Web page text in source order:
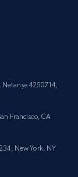
Rating,
Initial
4250714,
Francisco, CA
New York, NY